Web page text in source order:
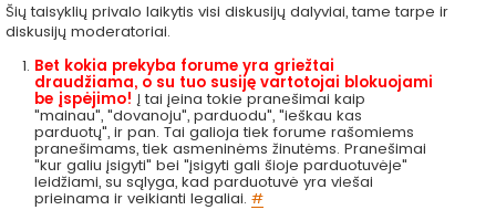
Šių taisyklių privalo laikytis visi diskusijų dalyviai, tame tarpe ir
diskusijų moderatoriai.
Bet kokia prekyba forume yra griežtai
draudžiama, o su tuo susiję vartotojai blokuojami
be įspėjimo! Į tai įeina tokie pranešimai kaip
"mainau", "dovanoju", parduodu", "ieškau kas
parduotų", ir pan. Tai galioja tiek forume rašomiems
pranešimams, tiek asmeninėms žinutėms. Pranešimai
"kur galiu įsigyti" bei "įsigyti gali šioje parduotuvėje"
leidžiami, su sąlyga, kad parduotuvė yra viešai
prieinama ir veikianti legaliai.#